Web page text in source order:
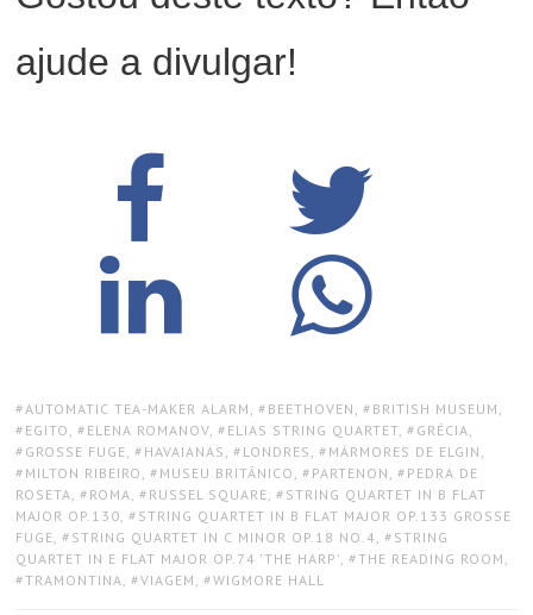
ajude a divulgar!
TAGS:
AUTOMATIC TEA-MAKER ALARM , BEETHOVEN , BRITISH MUSEUM ,
EGITO , ELENA ROMANOV, ELIAS STRING QUARTET, GRÉCIA,
GROSSE FUGE, HAVAIANAS , LONDRES , MÁRMORES DE ELGIN ,
MILTON RIBEIRO , MUSEU BRITÂNICO , PARTENON , PEDRA DE
ROSETA, ROMA, RUSSEL SQUARE, STRING QUARTET IN B FLAT
MAJOR OP.130, STRING QUARTET IN B FLAT MAJOR OP.133 GROSSE
FUGE, STRING QUARTET IN C MINOR OP.18 NO.4, STRING
QUARTET IN E FLAT MAJOR OP.74 'THE HARP', THE READING ROOM ,
TRAMONTINA, VIAGEM , WIGMORE HALL